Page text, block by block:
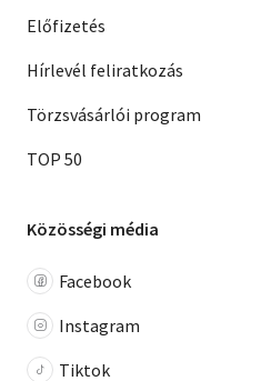
Előfizetés
Hírlevél feliratkozás
Törzsvásárlói program
TOP 50
Közösségi média
Facebook
Instagram
Tiktok